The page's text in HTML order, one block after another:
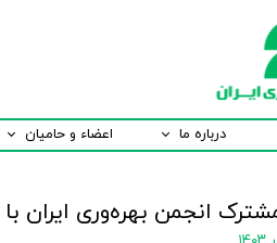
درباره ما اعضاء و حامیان
انجمن بهره‌وری ایران با